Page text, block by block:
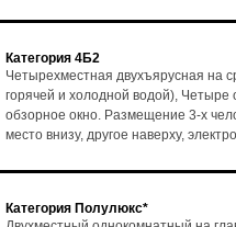
Категория 4Б2
Четырехместная двухъярусная на
горячей и холодной водой),
обзорное окно. Размещение 3-х
место внизу, другое наверху,
Категория Полулюкс*